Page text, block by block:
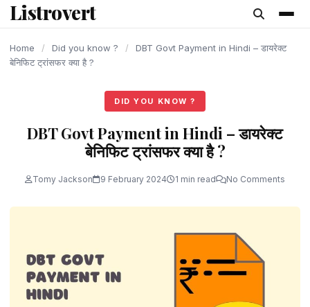
content
Listrovert
Home / Did you know ? /
DBT Govt Payment in Hindi – डायरेक्ट
बेनिफिट ट्रांसफर क्या है ?
DID YOU KNOW ?
DBT Govt Payment in Hindi – डायरेक्ट
बेनिफिट ट्रांसफर क्या है ?
Tomy Jackson 9 February 2024 1 min read No Comments